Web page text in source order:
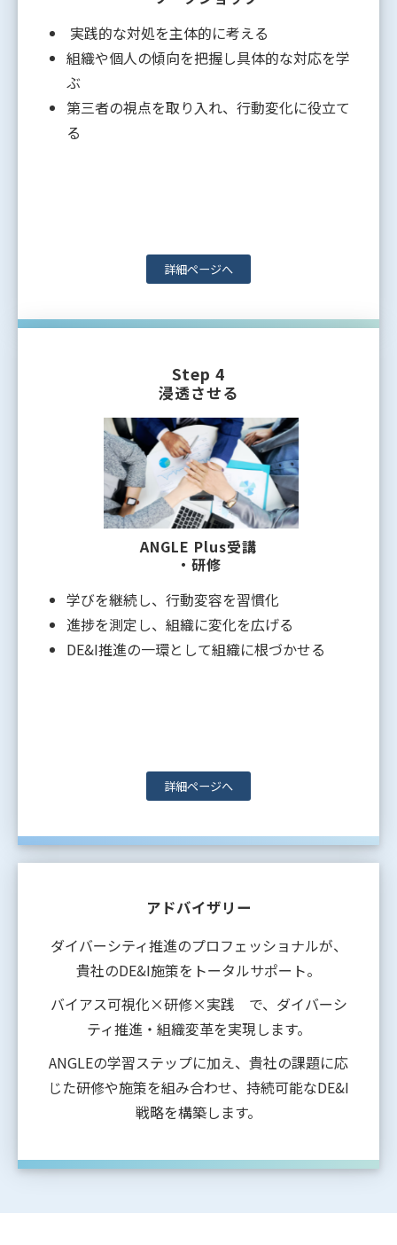
実践的な対処を主体的に考える
組織や個人の傾向を把握し具体的な対応を学
ぶ
第三者の視点を取り入れ、行動変化に役立て
る
詳細ページへ
Step 4
浸透させる
ANGLE Plus受講
・研修
学びを継続し、行動変容を習慣化
進捗を測定し、組織に変化を広げる
DE&I推進の一環として組織に根づかせる
詳細ページへ
アドバイザリー
ダイバーシティ推進のプロフェッショナルが、
貴社のDE&I施策をトータルサポート。
バイアス可視化×研修×実践 で、ダイバーシ
ティ推進・組織変革を実現します。
ANGLEの学習ステップに加え、貴社の課題に応
じた研修や施策を組み合わせ、持続可能なDE&I
戦略を構築します。